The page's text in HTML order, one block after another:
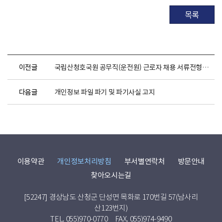
목록
이전글 국립산청호국원 공무직(운전원) 근로자 채용 서류전형 합격자 공고
다음글 개인정보 파일 파기 및 파기사실 고지
이용약관 개인정보처리방침 부서별연락처
방문안내
찾아오시는길
[52247] 경상남도 산청군 단성면 목화로 170번길 57(남사리
산123번지)
TEL. 055)970-0770
FAX. 055)974-9490